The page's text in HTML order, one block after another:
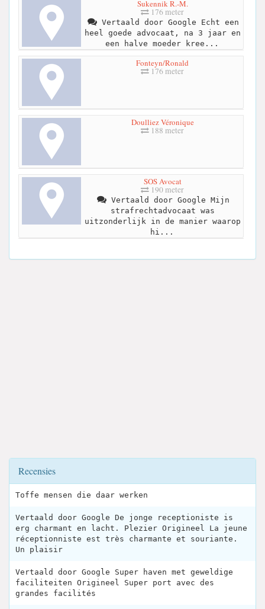
Sukennik R.-M.
176 meter
Vertaald door Google Echt een
heel goede advocaat, na 3 jaar en
een halve moeder kree...
Fonteyn/Ronald
176 meter
Doulliez Véronique
188 meter
SOS Avocat
190 meter
Vertaald door Google Mijn
strafrechtadvocaat was
uitzonderlijk in de manier waarop
hi...
Recensies
Toffe mensen die daar werken
Vertaald door Google De jonge receptioniste is
erg charmant en lacht. Plezier Origineel La jeune
réceptionniste est très charmante et souriante.
Un plaisir
Vertaald door Google Super haven met geweldige
faciliteiten Origineel Super port avec des
grandes facilités